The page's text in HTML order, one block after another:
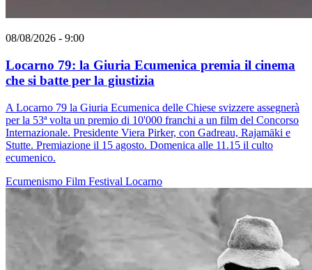
08/08/2026 - 9:00
Locarno 79: la Giuria Ecumenica premia il cinema
che si batte per la giustizia
A Locarno 79 la Giuria Ecumenica delle Chiese svizzere assegnerà
per la 53ª volta un premio di 10'000 franchi a un film del Concorso
Internazionale. Presidente Viera Pirker, con Gadreau, Rajamäki e
Stutte. Premiazione il 15 agosto. Domenica alle 11.15 il culto
ecumenico.
Ecumenismo Film Festival Locarno